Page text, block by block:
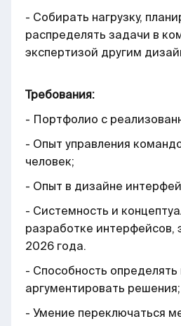
- Собирать нагрузку,
распределять задачи в
экспертизой другим
Требования:
- Портфолио с
- Опыт управления
человек;
- Опыт в дизайне
- Системность и
разработке интерфейсов,
2026 года.
- Способность
аргументировать решения;
- Умение переключаться